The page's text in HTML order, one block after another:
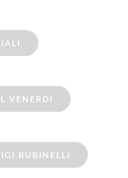
VENERDI
RUBINELLI